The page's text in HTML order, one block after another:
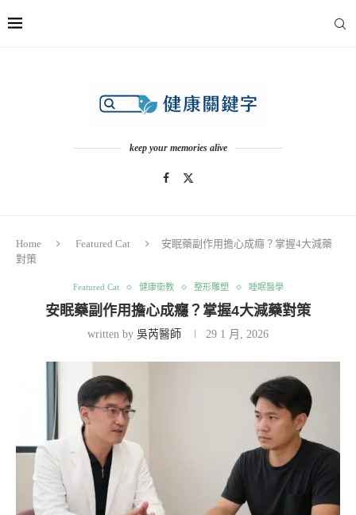
keep your memories alive
Home Featured Cat
安眠藥副作用擔心成癮？掌握4大減藥
對策
Featured Cat 健康衛教 整形雕塑 睡眠醫學
安眠藥副作用擔心成癮？掌握4大減藥對策
written by 吳芮醫師 29 1 月, 2026